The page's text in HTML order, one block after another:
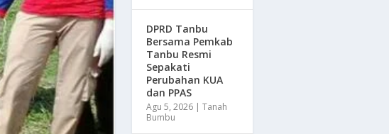
DPRD Tanbu
Bersama Pemkab
Tanbu Resmi
Sepakati
Perubahan KUA
dan PPAS
Agu 5, 2026| Tanah
Bumbu